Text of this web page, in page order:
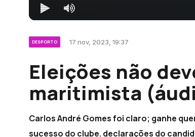
DESPORTO 17 nov, 2023, 19:37
Eleições não
maritimista
Carlos André Gomes foi claro; ganhe
sucesso do clube. declarações do